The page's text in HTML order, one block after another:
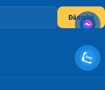
Đăng ký